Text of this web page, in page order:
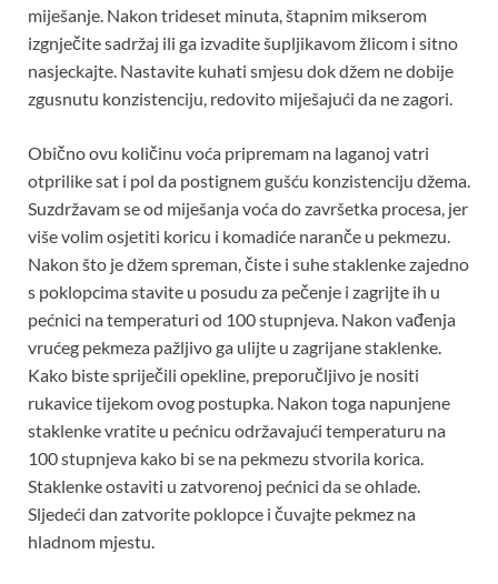
miješanje. Nakon trideset minuta, štapnim mikserom
izgnječite sadržaj ili ga izvadite šupljikavom žlicom i sitno
nasjeckajte. Nastavite kuhati smjesu dok džem ne dobije
zgusnutu konzistenciju, redovito miješajući da ne zagori.
Obično ovu količinu voća pripremam na laganoj vatri
otprilike sat i pol da postignem gušću konzistenciju džema.
Suzdržavam se od miješanja voća do završetka procesa, jer
više volim osjetiti koricu i komadiće naranče u pekmezu.
Nakon što je džem spreman, čiste i suhe staklenke zajedno
s poklopcima stavite u posudu za pečenje i zagrijte ih u
pećnici na temperaturi od 100 stupnjeva. Nakon vađenja
vrućeg pekmeza pažljivo ga ulijte u zagrijane staklenke.
Kako biste spriječili opekline, preporučljivo je nositi
rukavice tijekom ovog postupka. Nakon toga napunjene
staklenke vratite u pećnicu održavajući temperaturu na
100 stupnjeva kako bi se na pekmezu stvorila korica.
Staklenke ostaviti u zatvorenoj pećnici da se ohlade.
Sljedeći dan zatvorite poklopce i čuvajte pekmez na
hladnom mjestu.